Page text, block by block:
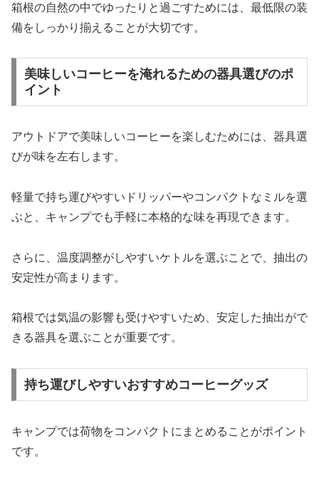
箱根の自然の中でゆったりと過ごすためには、最低限の装
備をしっかり揃えることが大切です。
美味しいコーヒーを淹れるための器具選びのポ
イント
アウトドアで美味しいコーヒーを楽しむためには、器具選
びが味を左右します。
軽量で持ち運びやすいドリッパーやコンパクトなミルを選
ぶと、キャンプでも手軽に本格的な味を再現できます。
さらに、温度調整がしやすいケトルを選ぶことで、抽出の
安定性が高まります。
箱根では気温の影響も受けやすいため、安定した抽出がで
きる器具を選ぶことが重要です。
持ち運びしやすいおすすめコーヒーグッズ
キャンプでは荷物をコンパクトにまとめることがポイント
です。